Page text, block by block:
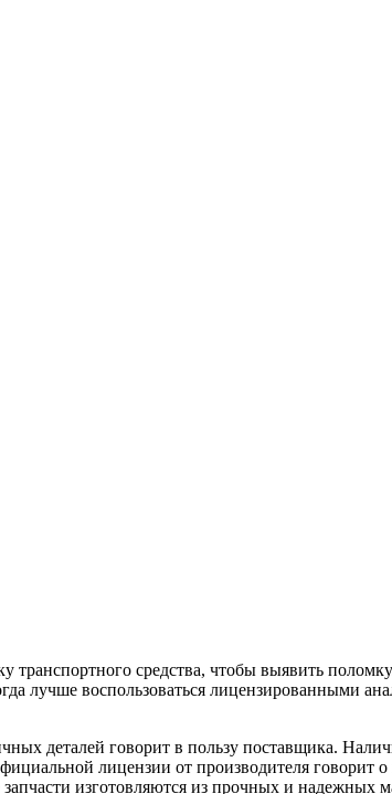
транспортного средства, чтобы выявить
лучше воспользоваться лицензированными
деталей говорит в пользу поставщика.
лицензии от производителя говорит о
изготовляются из прочных и надежных